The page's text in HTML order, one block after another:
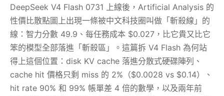
DeepSeek V4 Flash 0731 上線後，Artificial Analysis 的
性價比散點圖上出現一條被中文科技圈叫做「斬殺線」的
線：智力分數 49.9、每任務成本 $0.027，比它貴又比它
笨的模型全部落進「斬殺區」。這篇拆 V4 Flash 為何站
得上這個位置：disk KV cache 落進分散式硬碟陣列、
cache hit 價格只剩 miss 的 2%（$0.0028 vs $0.14）、
hit rate 90% 和 99% 帳單差 4 倍的數學，以及兩年前